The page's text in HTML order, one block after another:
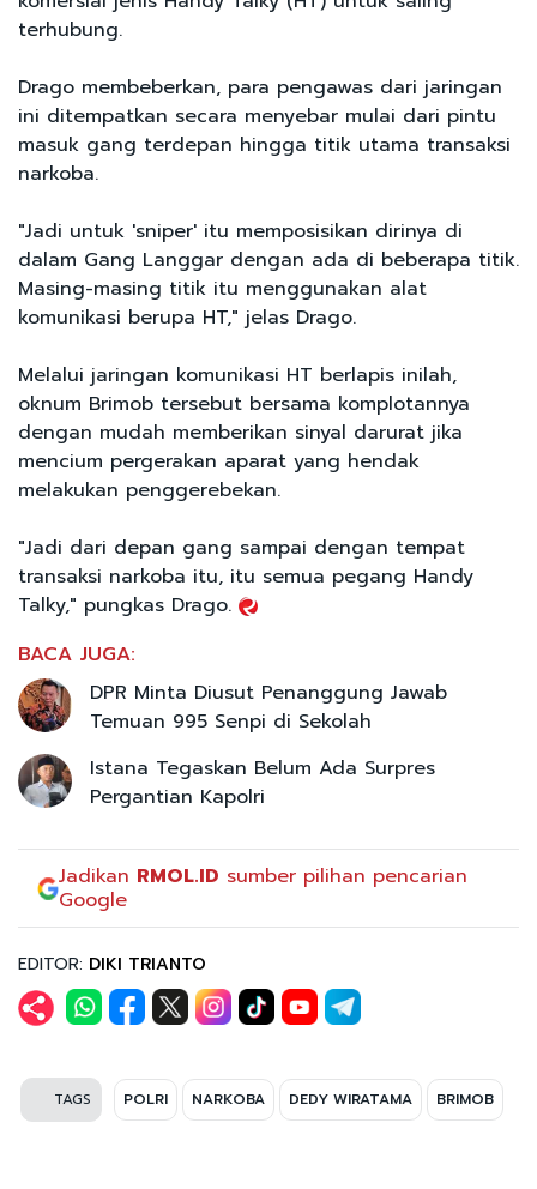
terhubung.
Drago membeberkan, para pengawas dari jaringan
ini ditempatkan secara menyebar mulai dari pintu
masuk gang terdepan hingga titik utama transaksi
narkoba.
"Jadi untuk 'sniper' itu memposisikan dirinya di
dalam Gang Langgar dengan ada di beberapa titik.
Masing-masing titik itu menggunakan alat
komunikasi berupa HT," jelas Drago.
Melalui jaringan komunikasi HT berlapis inilah,
oknum Brimob tersebut bersama komplotannya
dengan mudah memberikan sinyal darurat jika
mencium pergerakan aparat yang hendak
melakukan penggerebekan.
"Jadi dari depan gang sampai dengan tempat
transaksi narkoba itu, itu semua pegang Handy
Talky," pungkas Drago.
BACA JUGA:
DPR Minta Diusut Penanggung Jawab
Temuan 995 Senpi di Sekolah
Istana Tegaskan Belum Ada Surpres
Pergantian Kapolri
Jadikan RMOL.ID sumber pilihan pencarian
Google
EDITOR: DIKI TRIANTO
TAGS POLRI NARKOBA DEDY WIRATAMA BRIMOB